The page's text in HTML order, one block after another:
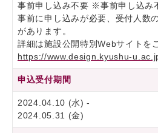
事前申し込み不要 ※事前申し込み
事前に申し込みが必要、受付人数
があります。
詳細は施設公開特別Webサイトを
https://www.design.kyushu-
申込受付期間
2024.04.10 (水) -
2024.05.31 (金)